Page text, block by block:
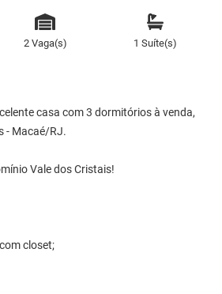
2 Vaga(s) 1 Suíte(s)
casa com 3 dormitórios à venda,
- Macaé/RJ.
Vale dos Cristais!
closet;